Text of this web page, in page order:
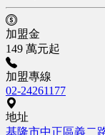
加盟金
149 萬元起
加盟專線
02-24261177
地址
基隆市中正區義二